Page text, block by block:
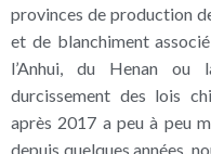
provinces de production
et de blanchiment
l’Anhui, du Henan
durcissement des lois
après 2017 a peu à peu
depuis quelques années,